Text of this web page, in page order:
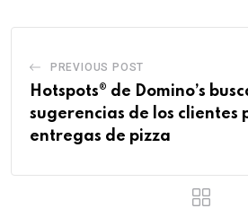
PREVIOUS POST
Hotspots® de Domino’s
sugerencias de los clientes
entregas de pizza